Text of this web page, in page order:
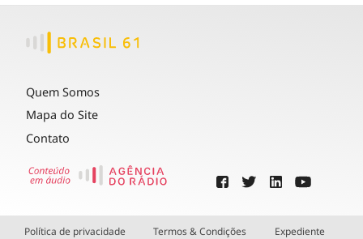
Quem Somos
Mapa do Site
Contato
Política de privacidade Termos & Condições Expediente